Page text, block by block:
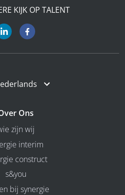
KIJK OP TALENT
Ons
zijn wij
interim
construct
s&you
bij synergie